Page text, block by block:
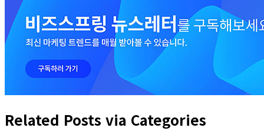
Related Posts via Categories